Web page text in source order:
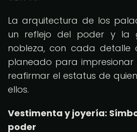
La arquitectura de los
un reflejo del poder y la
nobleza, con cada detalle
planeado para impresionar
reafirmar el estatus de
ellos.
Vestimenta y joyería:
poder